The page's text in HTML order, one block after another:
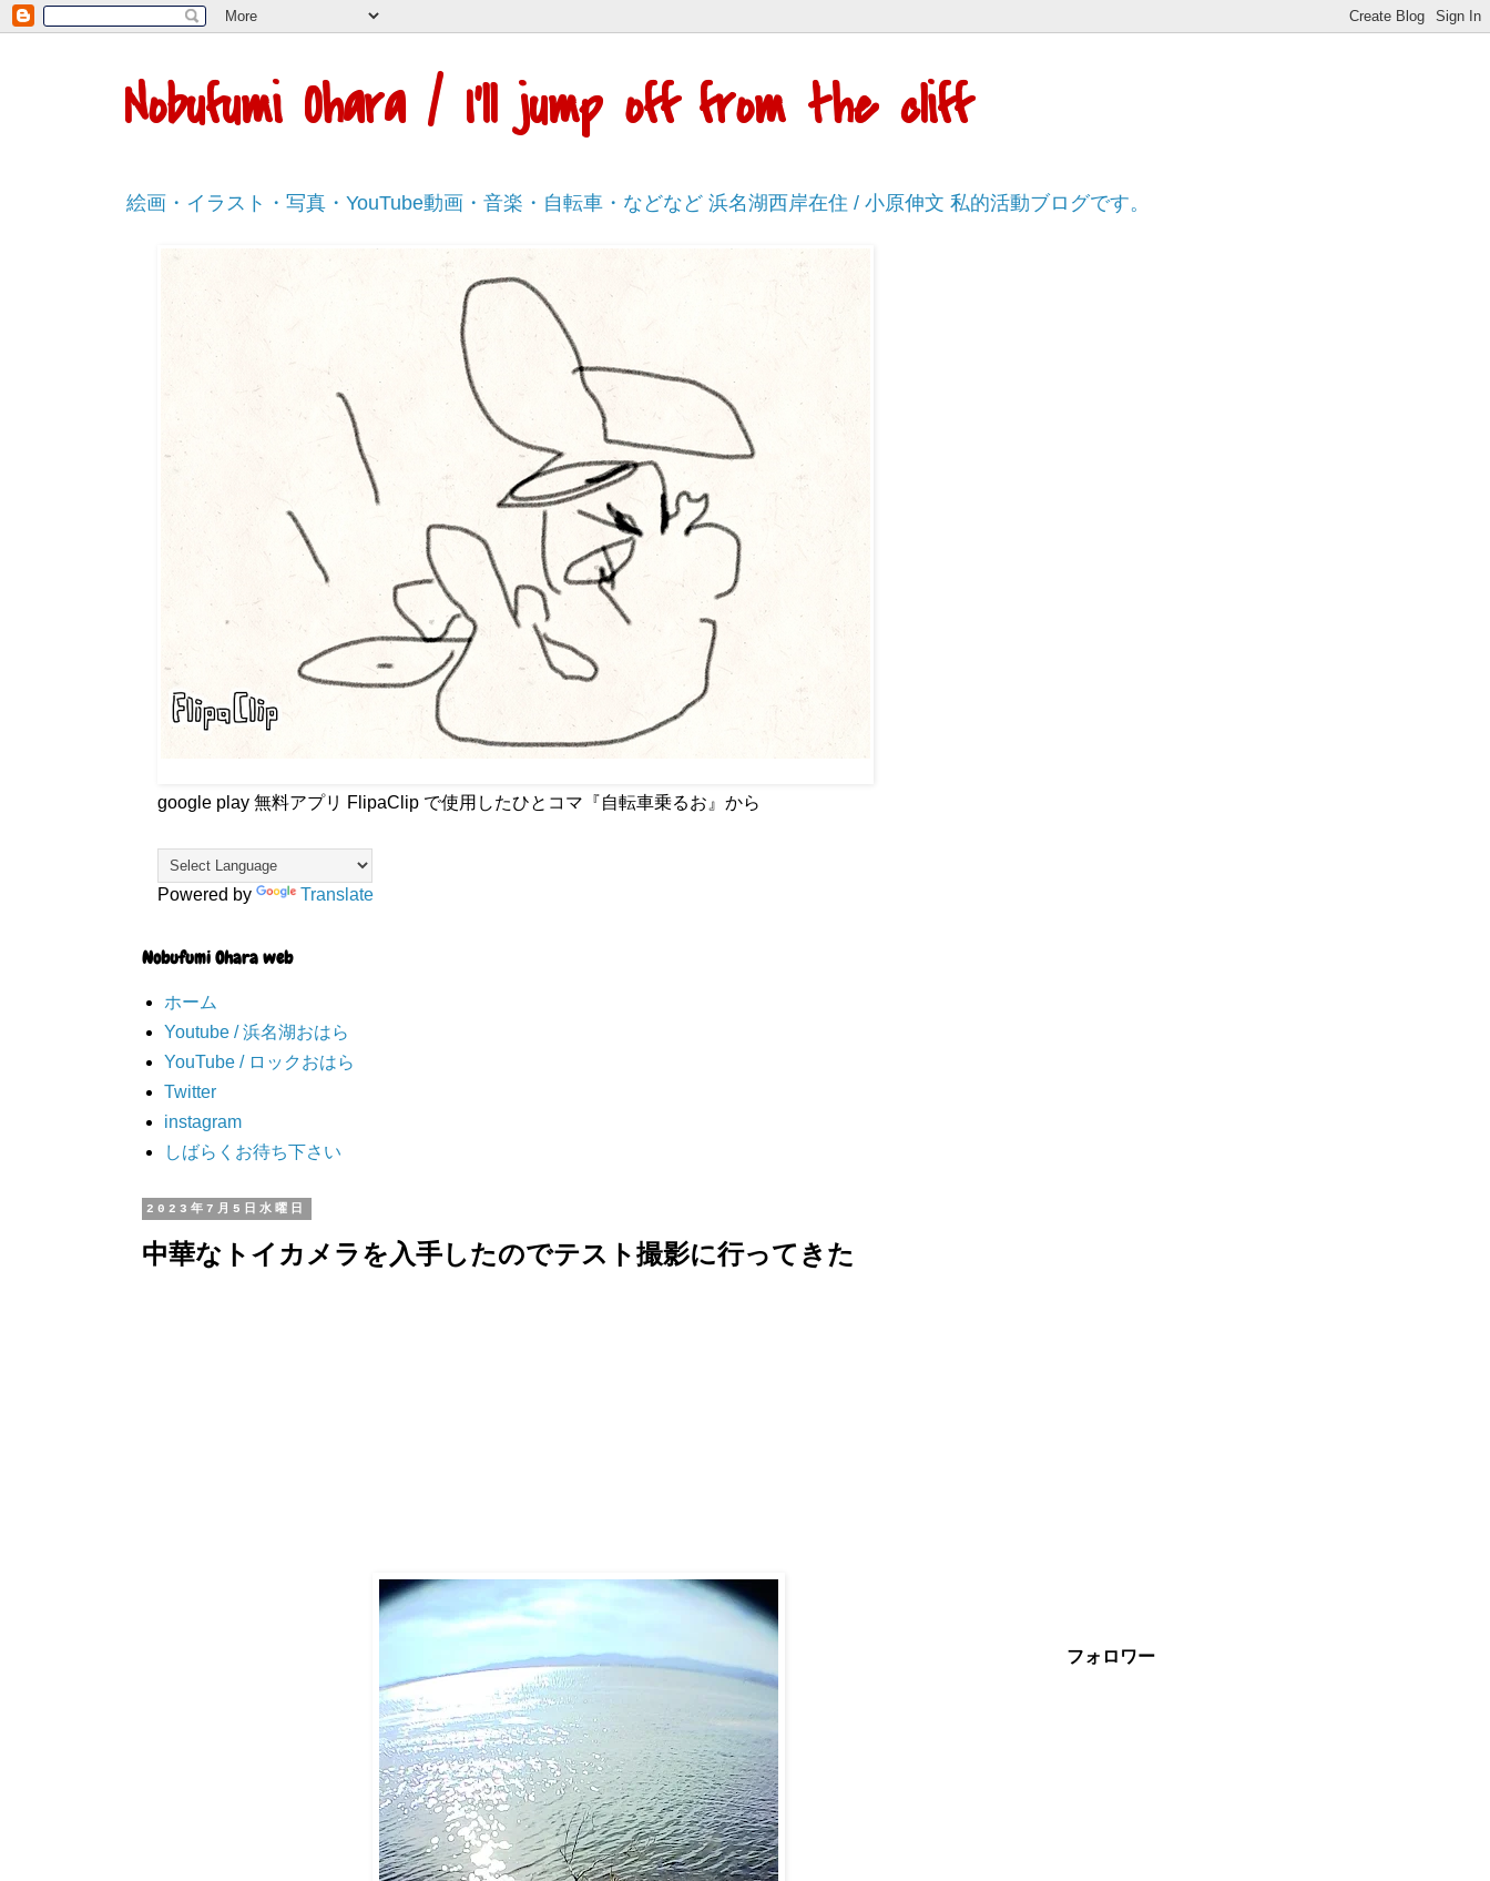
Nobufumi Ohara / I'll jump off from the cliff
絵画・イラスト・写真・YouTube動画・音楽・自転車・などなど 浜名湖西岸在住 / 小原伸文 私的活動ブログです。
google play 無料アプリ FlipaClip で使用したひとコマ『自転車乗るお』から
Powered by Translate
Nobufumi Ohara web
ホーム
Youtube / 浜名湖おはら
YouTube / ロックおはら
Twitter
instagram
しばらくお待ち下さい
2023年7月5日水曜日
中華なトイカメラを入手したのでテスト撮影に行ってきた
フォロワー